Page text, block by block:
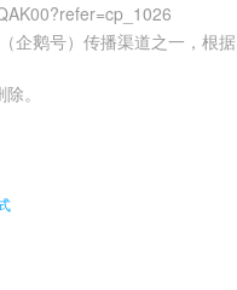
企鹅号）传播渠道之一，根据
。